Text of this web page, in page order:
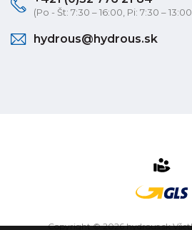
(Po - Št: 7:30 – 16:00, Pi: 7:30 –
hydrous@hydrous.sk
Copyright © 2026 hydrous.sk